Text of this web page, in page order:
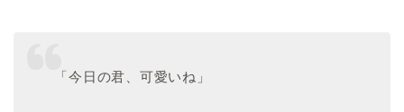
「今日の君、可愛いね」